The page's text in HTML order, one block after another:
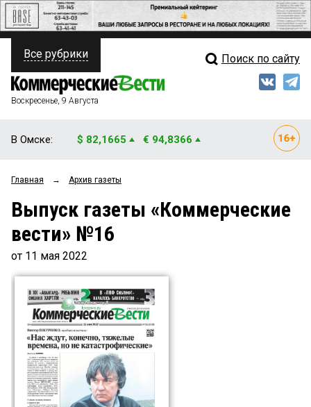
ПОЛИТИКА
ФИНАНСЫ
ОБЩЕСТВО
ЗАКОН
ПРОИСШЕСТВИЯ
СТИЛЬ ЖИЗНИ
Свежий выпуск
Рейтинги
Все рубрики Поиск по сайту
Воскресенье, 9 Августа
В Омске: $ 82,1665 € 94,8366
Главная → Архив газеты
Выпуск газеты «Коммерческие
вести» №16
от 11 мая 2022